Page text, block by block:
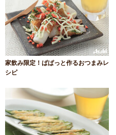
家飲み限定！ぱぱっと作るおつまみレ
シピ